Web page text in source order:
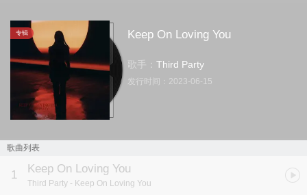
专辑 Keep On Loving You
歌手： Third Party
发行时间： 2023-06-15
歌曲列表
1 Keep On Loving You
Third Party - Keep On Loving You